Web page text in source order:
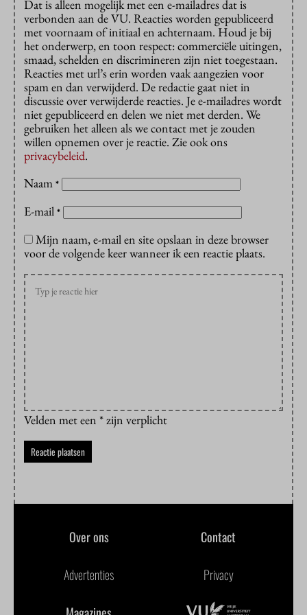
Dat is alleen mogelijk met een e-mailadres dat is
verbonden aan de VU. Reacties worden gepubliceerd
met voornaam of initiaal en achternaam. Houd je bij
het onderwerp, en toon respect: commerciële uitingen,
smaad, schelden en discrimineren zijn niet toegestaan.
Reacties met url’s erin worden vaak aangezien voor
spam en dan verwijderd. De redactie gaat niet in
discussie over verwijderde reacties. Je e-mailadres wordt
niet gepubliceerd en delen we niet met derden. We
gebruiken het alleen als we contact met je zouden
willen opnemen over je reactie. Zie ook ons
privacybeleid.
Naam *
E-mail *
Mijn naam, e-mail en site opslaan in deze browser
voor de volgende keer wanneer ik een reactie plaats.
Velden met een * zijn verplicht
Over ons Contact
Advertenties Privacy